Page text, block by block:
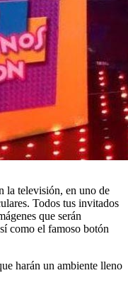
la televisión, en uno de
Todos tus invitados
que serán
como el famoso botón
harán un ambiente lleno